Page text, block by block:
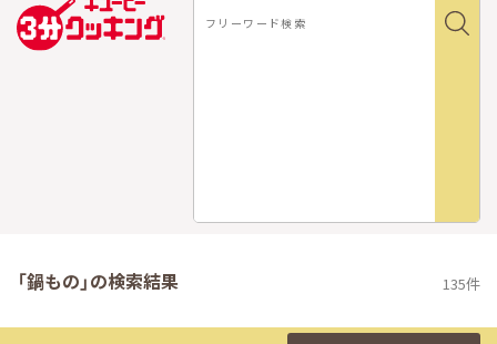
「鍋もの」の検索結果 135件